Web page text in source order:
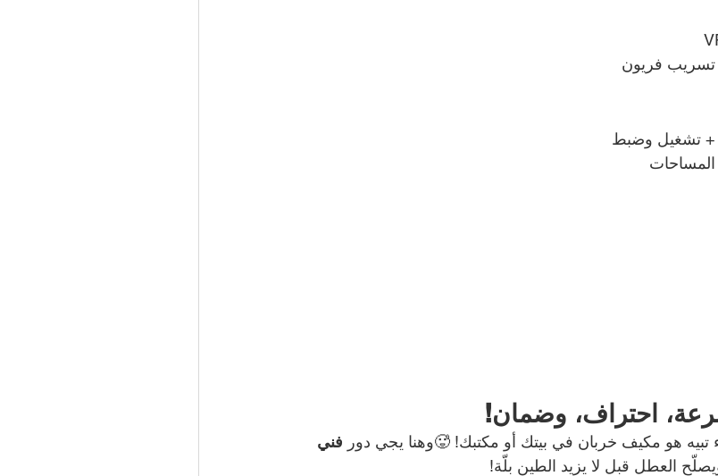
تسريب فريون
+ تشغيل وضبط
احتراف، وضمان!
هو مكيف خربان في بيتك أو مكتبك! 🥵وهنا يجي دور فني
العطل قبل لا يزيد الطين بلّة!